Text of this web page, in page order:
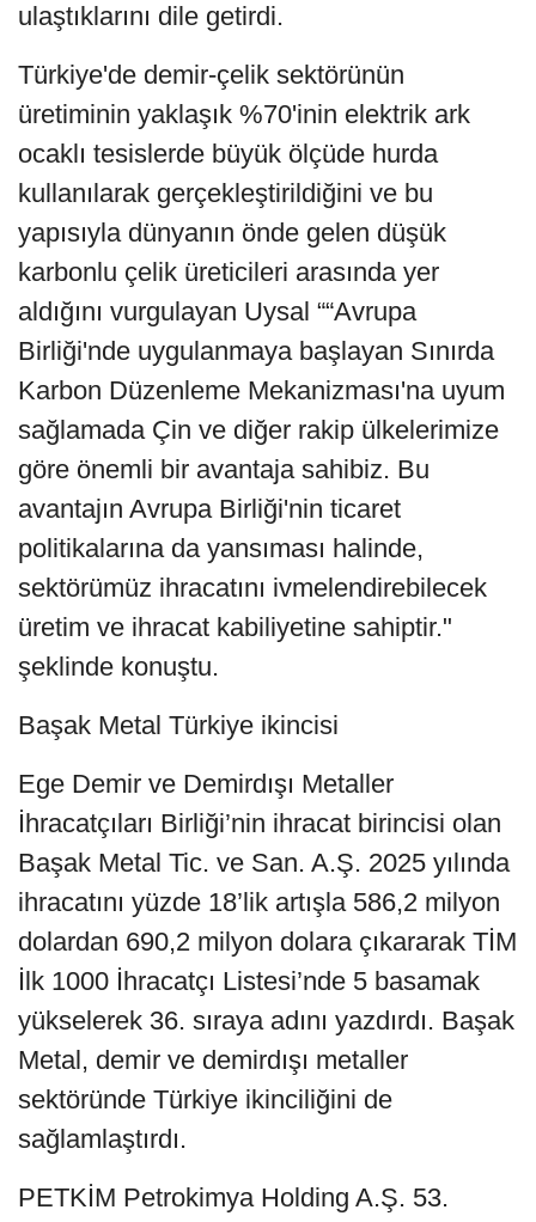
ulaştıklarını dile getirdi.
Türkiye'de demir-çelik sektörünün
üretiminin yaklaşık %70'inin elektrik ark
ocaklı tesislerde büyük ölçüde hurda
kullanılarak gerçekleştirildiğini ve bu
yapısıyla dünyanın önde gelen düşük
karbonlu çelik üreticileri arasında yer
aldığını vurgulayan Uysal ““Avrupa
Birliği'nde uygulanmaya başlayan Sınırda
Karbon Düzenleme Mekanizması'na uyum
sağlamada Çin ve diğer rakip ülkelerimize
göre önemli bir avantaja sahibiz. Bu
avantajın Avrupa Birliği'nin ticaret
politikalarına da yansıması halinde,
sektörümüz ihracatını ivmelendirebilecek
üretim ve ihracat kabiliyetine sahiptir."
şeklinde konuştu.
Başak Metal Türkiye ikincisi
Ege Demir ve Demirdışı Metaller
İhracatçıları Birliği’nin ihracat birincisi olan
Başak Metal Tic. ve San. A.Ş. 2025 yılında
ihracatını yüzde 18’lik artışla 586,2 milyon
dolardan 690,2 milyon dolara çıkararak TİM
İlk 1000 İhracatçı Listesi’nde 5 basamak
yükselerek 36. sıraya adını yazdırdı. Başak
Metal, demir ve demirdışı metaller
sektöründe Türkiye ikinciliğini de
sağlamlaştırdı.
PETKİM Petrokimya Holding A.Ş. 53.